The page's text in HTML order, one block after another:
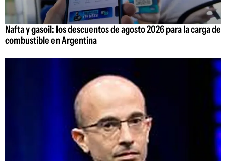
Nafta y gasoil: los descuentos de agosto 2026 para la carga de
combustible en Argentina